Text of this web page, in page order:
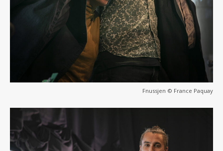
Fnussjen © France Paquay